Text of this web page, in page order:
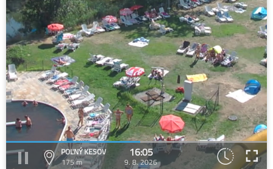
POĽNÝ KESOV
175 m
16:05
9. 8. 2026